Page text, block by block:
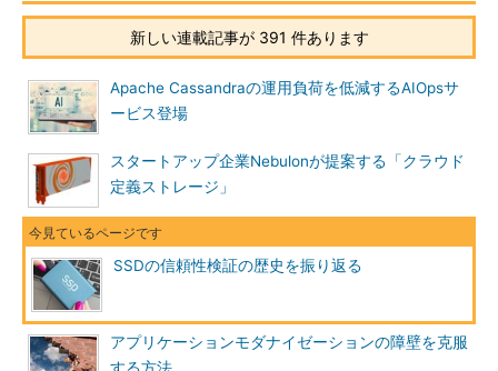
新しい連載記事が 391 件あります
Apache Cassandraの運用負荷を低減するAIOpsサ
ービス登場
スタートアップ企業Nebulonが提案する「クラウド
定義ストレージ」
SSDの信頼性検証の歴史を振り返る
アプリケーションモダナイゼーションの障壁を克服